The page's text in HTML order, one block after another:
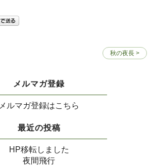
秋の夜長 >
メルマガ登録
メルマガ登録はこちら
最近の投稿
HP移転しました
夜間飛行